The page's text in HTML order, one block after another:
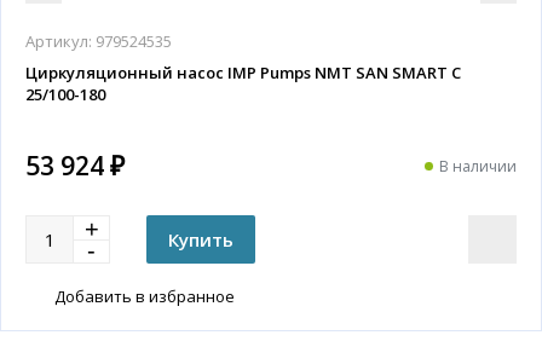
Артикул: 979524535
Циркуляционный насос IMP Pumps NMT SAN SMART C
25/100-180
53 924 ₽ В наличии
Добавить в избранное